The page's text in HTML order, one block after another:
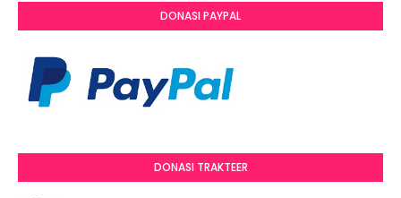
DONASI PAYPAL
DONASI TRAKTEER